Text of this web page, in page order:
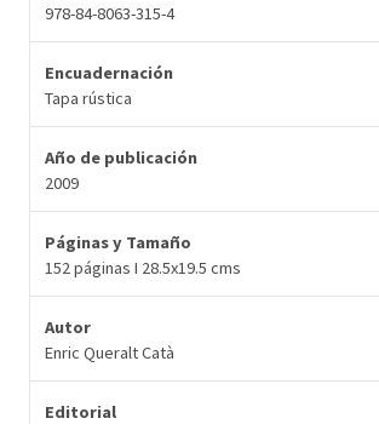
978-84-8063-315-4
Encuadernación
Tapa rústica
Año de publicación
2009
Páginas y Tamaño
152 páginas I 28.5x19.5 cms
Autor
Enric Queralt Catà
Editorial